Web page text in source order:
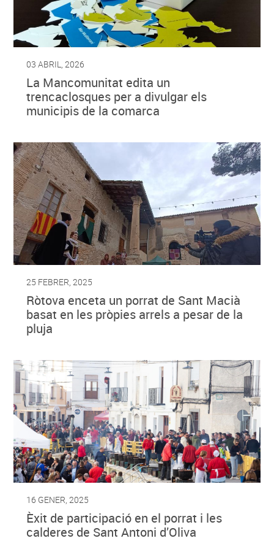
03 ABRIL, 2026
La Mancomunitat edita un
trencaclosques per a divulgar els
municipis de la comarca
25 FEBRER, 2025
Ròtova enceta un porrat de Sant Macià
basat en les pròpies arrels a pesar de la
pluja
16 GENER, 2025
Èxit de participació en el porrat i les
calderes de Sant Antoni d’Oliva